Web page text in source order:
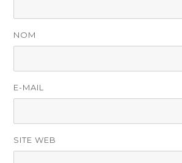
NOM
E-MAIL
SITE WEB